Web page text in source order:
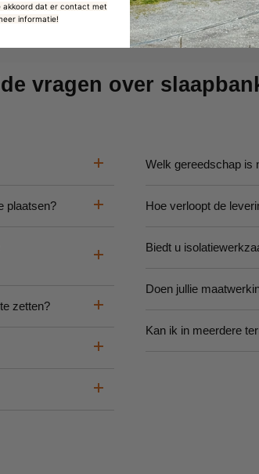
vragen over
plaatsen?
zetten?
Welk gereedschap is
Hoe verloopt de
Biedt u
Doen jullie
Kan ik in meerdere
akkoord dat er contact met
informatie!